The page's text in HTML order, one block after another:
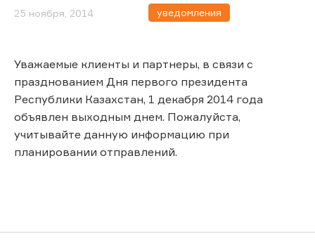
25 ноября, 2014 уведомления
Уважаемые клиенты и партнеры, в связи с
празднованием Дня первого президента
Республики Казахстан, 1 декабря 2014 года
объявлен выходным днем. Пожалуйста,
учитывайте данную информацию при
планировании отправлений.